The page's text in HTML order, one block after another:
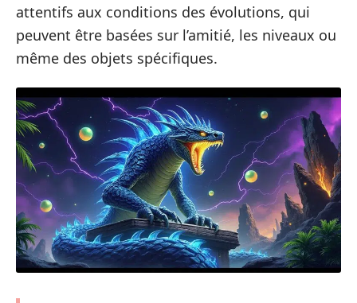
attentifs aux conditions des évolutions, qui
peuvent être basées sur l’amitié, les niveaux ou
même des objets spécifiques.